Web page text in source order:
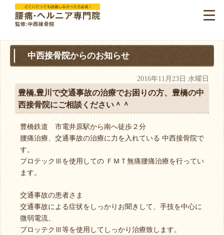
中西接骨院からのお知らせ
2016年11月23日 水曜日
豊橋,豊川で交通事故の治療でお困りの方、豊橋の中
西接骨院にご相談ください＾＾
豊橋鉄道 市電井原駅から南へ徒歩２分
腰痛治療、交通事故の治療に力を入れている 中西接骨院で
す。
プロテックⅢを使用しての ＦＭＴ無痛腰痛治療を行ってい
ます。
交通事故の患者さま
交通事故による症状をしっかりお聞きして、手技を中心に
微弱電流、
プロッテクⅢ等を使用してしっかり治療致します。